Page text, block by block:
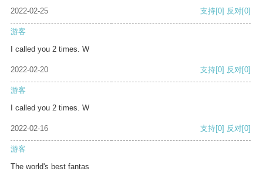
2022-02-25 支持[0] 反对[0]
游客
I called you 2 times. W
2022-02-20 支持[0] 反对[0]
游客
I called you 2 times. W
2022-02-16 支持[0] 反对[0]
游客
The world's best fantas